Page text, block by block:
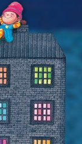
報